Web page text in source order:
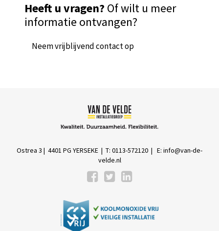
Heeft u vragen? Of wilt u meer
informatie ontvangen?
Neem vrijblijvend contact op
Ostrea 3 | 4401 PG YERSEKE | T: 0113-572120 | E: info@van-de-
velde.nl